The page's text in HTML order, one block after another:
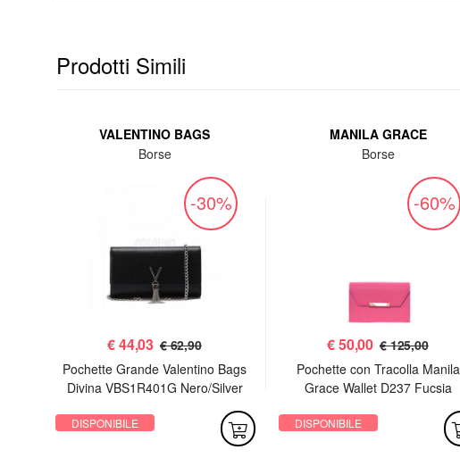
Prodotti Simili
VALENTINO BAGS
Borse
-30%
€44,03 € 62,90
Pochette Grande Valentino Bags
Divina VBS1R401G Nero/Silver
DISPONIBILE
MANILA GRACE
Borse
-60%
€50,00 € 125,00
Pochette con Tracolla Manila
Grace Wallet D237 Fucsia
DISPONIBILE